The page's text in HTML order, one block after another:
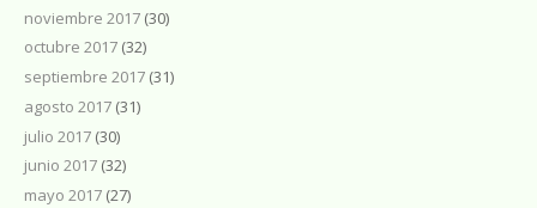
noviembre 2017 (30)
octubre 2017 (32)
septiembre 2017 (31)
agosto 2017 (31)
julio 2017 (30)
junio 2017 (32)
mayo 2017 (27)